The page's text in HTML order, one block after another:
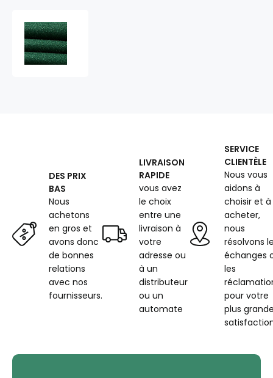
UV
WR
úpravou,
smaragdová
DES PRIX
BAS
Nous
achetons
en gros et
avons donc
de bonnes
relations
avec nos
fournisseurs.
LIVRAISON
RAPIDE
vous avez
le choix
entre une
livraison à
votre
adresse ou
à un
distributeur
ou un
automate
SERVICE
CLIENTÈLE
Nous vous
aidons à
choisir et à
acheter,
nous
résolvons
échanges
les
pour votre
plus